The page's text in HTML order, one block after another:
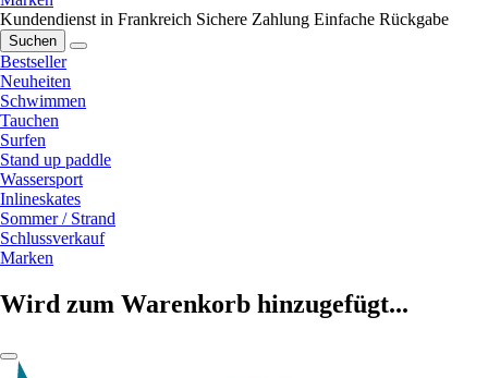
Kundendienst in Frankreich Sichere Zahlung Einfache Rückgabe
Suchen
Bestseller
Neuheiten
Schwimmen
Tauchen
Surfen
Stand up paddle
Wassersport
Inlineskates
Sommer / Strand
Schlussverkauf
Marken
Wird zum Warenkorb hinzugefügt...